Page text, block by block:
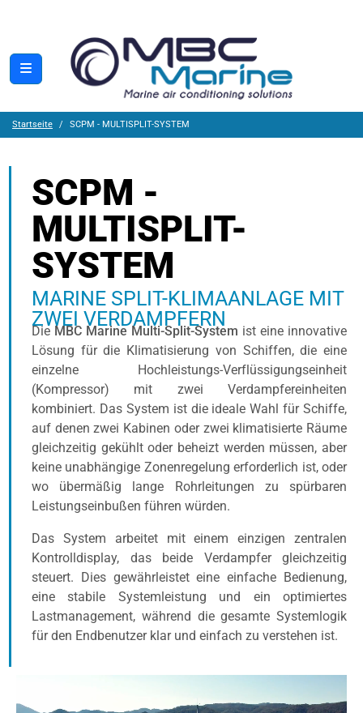
Startseite SCPM - MULTISPLIT-SYSTEM
SCPM -
MULTISPLIT-
SYSTEM
MARINE SPLIT-KLIMAANLAGE MIT
ZWEI VERDAMPFERN
Die MBC Marine Multi-Split-System ist eine innovative
Lösung für die Klimatisierung von Schiffen, die eine
einzelne Hochleistungs-Verflüssigungseinheit
(Kompressor) mit zwei Verdampfereinheiten
kombiniert. Das System ist die ideale Wahl für Schiffe,
auf denen zwei Kabinen oder zwei klimatisierte Räume
gleichzeitig gekühlt oder beheizt werden müssen, aber
keine unabhängige Zonenregelung erforderlich ist, oder
wo übermäßig lange Rohrleitungen zu spürbaren
Leistungseinbußen führen würden.
Das System arbeitet mit einem einzigen zentralen
Kontrolldisplay, das beide Verdampfer gleichzeitig
steuert. Dies gewährleistet eine einfache Bedienung,
eine stabile Systemleistung und ein optimiertes
Lastmanagement, während die gesamte Systemlogik
für den Endbenutzer klar und einfach zu verstehen ist.